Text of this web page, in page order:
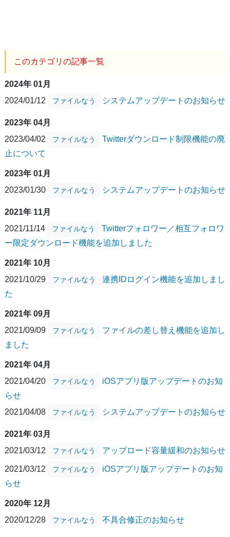
このカテゴリの記事一覧
2024年 01月
2024/01/12
ファイルなう システムアップデートのお知らせ
2023年 04月
2023/04/02
ファイルなう
Twitterダウンロード制限機能の廃
止について
2023年 01月
2023/01/30
ファイルなう システムアップデートのお知らせ
2021年 11月
2021/11/14
ファイルなう
Twitterフォロワー／相互フォロワ
ー限定ダウンロード機能を追加しました
2021年 10月
2021/10/29
ファイルなう
連携IDログイン機能を追加しまし
た
2021年 09月
2021/09/09
ファイルなう
ファイルの差し替え機能を追加し
ました
2021年 04月
2021/04/20
ファイルなう
iOSアプリ版アップデートのお知
らせ
2021/04/08
ファイルなう システムアップデートのお知らせ
2021年 03月
2021/03/12
ファイルなう アップロード容量緩和のお知らせ
2021/03/12 ファイルなう
iOSアプリ版アップデートのお知
らせ
2020年 12月
2020/12/28
ファイルなう 不具合修正のお知らせ